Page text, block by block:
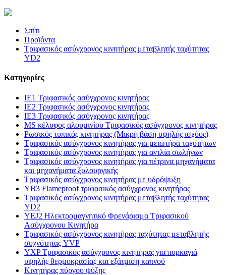
Σπίτι
Προϊόντα
Τριφασικός ασύγχρονος κινητήρας μεταβλητής ταχύτητας
YD2
Κατηγορίες
IE1 Τριφασικός ασύγχρονος κινητήρας
IE2 Τριφασικός ασύγχρονος κινητήρας
IE3 Τριφασικός ασύγχρονος κινητήρας
MS κέλυφος αλουμινίου Τριφασικός ασύγχρονος κινητήρας
Ρωσικός τυπικός κινητήρας (Μικρή βάση υψηλής ισχύος)
Τριφασικός ασύγχρονος κινητήρας για μειωτήρα ταχυτήτων
Τριφασικός ασύγχρονος κινητήρας για αντλία σωλήνων
Τριφασικός ασύγχρονος κινητήρας για πέτρινα μηχανήματα
και μηχανήματα ξυλουργικής
Τριφασικός ασύγχρονος κινητήρας με υδρόψυξη
YB3 Flameproof τριφασικός ασύγχρονος κινητήρας
Τριφασικός ασύγχρονος κινητήρας μεταβλητής ταχύτητας
YD2
YEJ2 Ηλεκτρομαγνητικό Φρενάρισμα Τριφασικού
Ασύγχρονου Κινητήρα
Τριφασικός ασύγχρονος κινητήρας ταχύτητας μεταβλητής
συχνότητας YVP
YXP Τριφασικός ασύγχρονος κινητήρας για πυρκαγιά
υψηλής θερμοκρασίας και εξάτμιση καπνού
Κινητήρας πύργου ψύξης